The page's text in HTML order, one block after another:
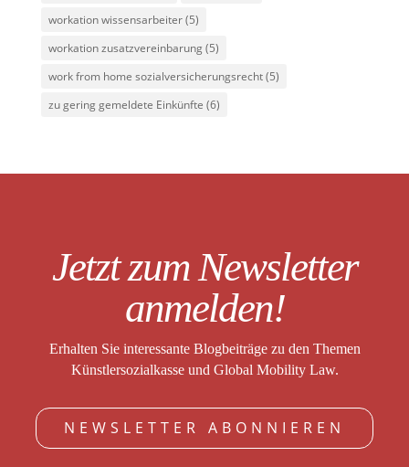
workation wissensarbeiter(5)
workation zusatzvereinbarung(5)
work from home sozialversicherungsrecht(5)
zu gering gemeldete Einkünfte (6)
Jetzt zum Newsletter
anmelden!
Erhalten Sie interessante Blogbeiträge zu den Themen
Künstlersozialkasse und Global Mobility Law.
NEWSLETTER ABONNIEREN